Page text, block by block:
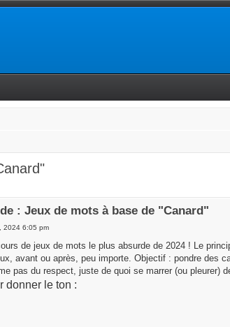
: Jeux de mots à base de "Canard"
2024 6:05 pm
de jeux de mots le plus absurde de 2024 ! Le
avant ou après, peu importe. Objectif : pondre des
pas du respect, juste de quoi se marrer (ou pleurer)
donner le ton :